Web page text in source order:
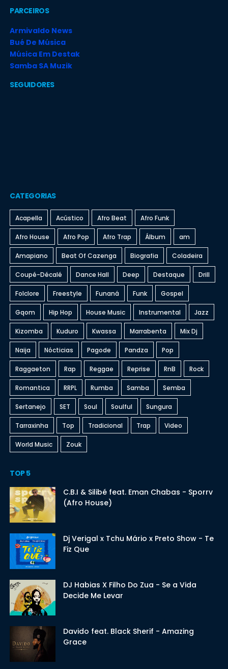
PARCEIROS
Armivaldo News
Bué De Música
Música Em Destak
Samba SA Muzik
SEGUIDORES
CATEGORIAS
Acapella Acústico Afro Beat Afro Funk
Afro House Afro Pop Afro Trap Álbum am
Amapiano Beat Of Cazenga Biografia Coladeira
Coupé-Décalé Dance Hall Deep Destaque Drill
Folclore Freestyle Funaná Funk Gospel
Gqom Hip Hop House Music Instrumental Jazz
Kizomba Kuduro Kwassa Marrabenta Mix Dj
Naija Nócticias Pagode Pandza Pop
Raggaeton Rap Reggae Reprise RnB Rock
Romantica RRPL Rumba Samba Semba
Sertanejo SET Soul Soulful Sungura
Tarraxinha Top Tradicional Trap Video
World Music Zouk
TOP 5
C.B.I & Silibé feat. Eman Chabas - Sporrv
(Afro House)
Dj Verigal x Tchu Mário x Preto Show - Te
Fiz Que
DJ Habias X Filho Do Zua - Se a Vida
Decide Me Levar
Davido feat. Black Sherif - Amazing
Grace